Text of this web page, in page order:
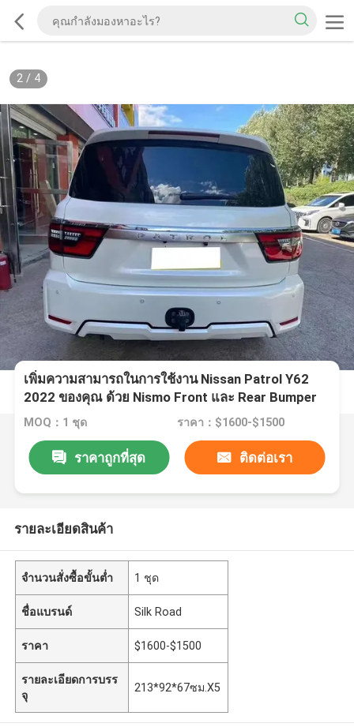
2/ 4
เพิ่มความสามารถในการใช้งาน Nissan Patrol Y62
2022 ของคุณ ด้วย Nismo Front และ Rear Bumper
Sets และ Enhanced Body Kits
MOQ：1 ชุด ราคา：$1600-$1500
ราคาถูกที่สุด ติดต่อเรา
รายละเอียดสินค้า
จำนวนสั่งซื้อขั้นต่ำ 1 ชุด
ชื่อแบรนด์ Silk Road
ราคา $1600-$1500
รายละเอียดการบรร
จุ
213*92*67ซม.X5